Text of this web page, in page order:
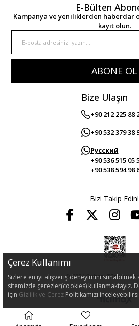
E-Bülten
Kampanya ve yeniliklerden haberdar
kayıt olun.
ABONE OL
Bize Ulaşın
+90 212 225 88
+90 532 379 38
Русский
+90 536 515 05
+90 538 594 98
Bizi Takip Edin!
© 2024 Guitar. Tüm hakları
Çerez Kullanımı
Sizlere en iyi alışveriş deneyimini sunabilmek
sitemizde çerezler(cookies) kullanmaktayız.
için Gizlilik ve Çerez Politikamızı